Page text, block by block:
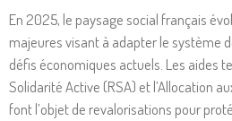
En 2025, le paysage social français
majeures visant à adapter le système
défis économiques actuels. Les aides
Solidarité Active (RSA) et l’Allocation
font l’objet de revalorisations pour